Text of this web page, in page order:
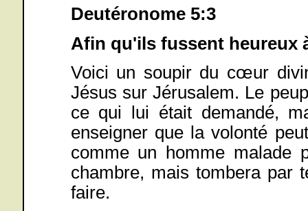
Deutéronome 5:3
Afin qu'ils fussent heureux
Voici un soupir du cœur
Jésus sur Jérusalem. Le
ce qui lui était demandé,
enseigner que la volonté
comme un homme malade
chambre, mais tombera par
faire.